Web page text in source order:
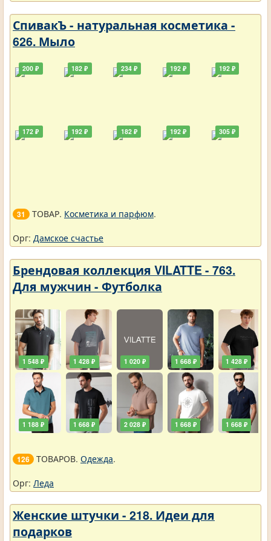
СпивакЪ - натуральная косметика -
626. Мыло
200 ₽
172 ₽
182 ₽
192 ₽
234 ₽
182 ₽
192 ₽
192 ₽
192 ₽
305 ₽
31 ТОВАР. Косметика и парфюм.
Орг: Дамское счастье
Брендовая коллекция VILATTE - 763.
Для мужчин - Футболка
1 548 ₽
1 188 ₽
1 428 ₽
1 668 ₽
1 020 ₽
2 028 ₽
1 668 ₽
1 668 ₽
1 428 ₽
1 668 ₽
126 ТОВАРОВ. Одежда.
Орг: Леда
Женские штучки - 218. Идеи для
подарков